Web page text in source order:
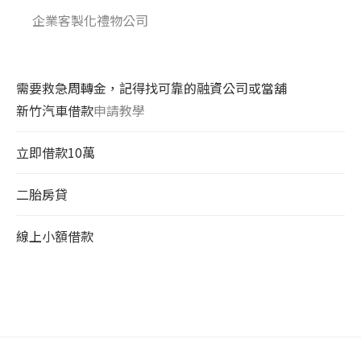
企業客製化禮物公司
需要救急周轉金，記得找可靠的融資公司或當舖
新竹汽車借款申請教學
立即借款10萬
二胎房貸
線上小額借款